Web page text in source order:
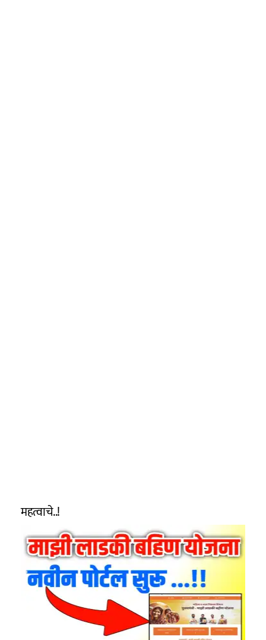
महत्वाचे..!